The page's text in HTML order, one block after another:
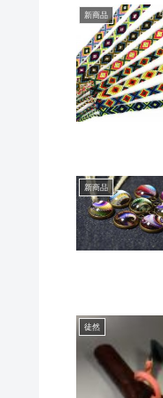
新商品
新商品
徒然